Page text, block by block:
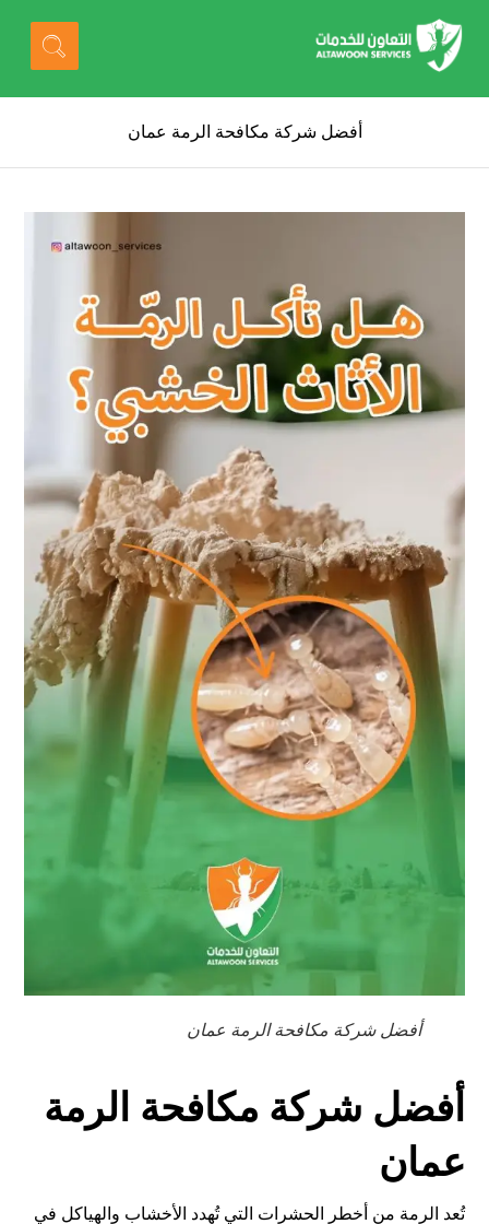
أفضل شركة مكافحة الرمة عمان
أفضل شركة مكافحة الرمة عمان
أفضل شركة مكافحة الرمة
عمان
تُعد الرمة من أخطر الحشرات التي تُهدد الأخشاب والهياكل في